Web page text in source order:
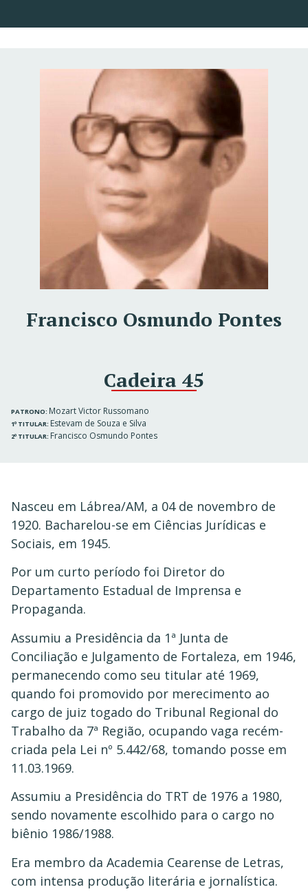
Francisco Osmundo Pontes
Cadeira 45
PATRONO: Mozart Victor Russomano
1º TITULAR: Estevam de Souza e Silva
2º TITULAR: Francisco Osmundo Pontes
Nasceu em Lábrea/AM, a 04 de novembro de
1920. Bacharelou-se em Ciências Jurídicas e
Sociais, em 1945.
Por um curto período foi Diretor do
Departamento Estadual de Imprensa e
Propaganda.
Assumiu a Presidência da 1ª Junta de
Conciliação e Julgamento de Fortaleza, em 1946,
permanecendo como seu titular até 1969,
quando foi promovido por merecimento ao
cargo de juiz togado do Tribunal Regional do
Trabalho da 7ª Região, ocupando vaga recém-
criada pela Lei nº 5.442/68, tomando posse em
11.03.1969.
Assumiu a Presidência do TRT de 1976 a 1980,
sendo novamente escolhido para o cargo no
biênio 1986/1988.
Era membro da Academia Cearense de Letras,
com intensa produção literária e jornalística.